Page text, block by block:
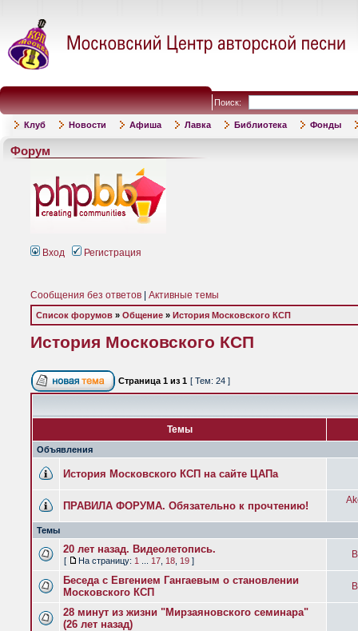
Поиск:
Клуб Новости Афиша Лавка Библиотека Фонды
Форум
Вход Регистрация
Сообщения без ответов Активные темы
Список форумов » Общение » История Московского КСП
История Московского КСП
Страница 1 из 1 [ Тем: 24 ]
Темы
Объявления
История Московского КСП на сайте ЦАПа
ПРАВИЛА ФОРУМА. Обязательно к прочтению!
Темы
20 лет назад. Видеолетопись.
[ На страницу: 1 17 18 19 ]
Беседа с Евгением Гангаевым о становлении
Московского КСП
28 минут из жизни "Мирзаяновского семинара"
(26 лет назад)